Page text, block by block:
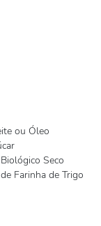
ou Óleo
Seco
Farinha de Trigo